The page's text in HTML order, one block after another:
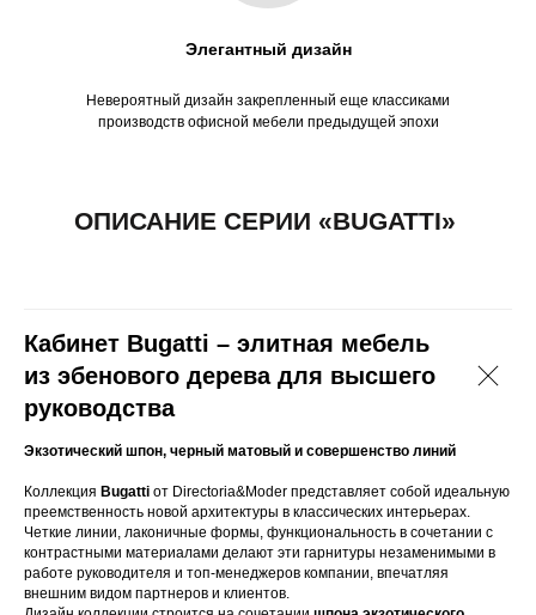
Элегантный дизайн
Невероятный дизайн закрепленный еще классиками
производств офисной мебели предыдущей эпохи
Кабинет Bugatti – элитная мебель
из эбенового дерева для высшего
руководства
Экзотический шпон, черный матовый и совершенство линий
Коллекция Bugatti от Directoria&Moder представляет собой идеальную
преемственность новой архитектуры в классических интерьерах.
Четкие линии, лаконичные формы, функциональность в сочетании с
контрастными материалами делают эти гарнитуры незаменимыми в
работе руководителя и топ-менеджеров компании, впечатляя
внешним видом партнеров и клиентов.
эта серия. Можете подсказать по
наличию?
ПОКУПАТЕЛЯМ
оплата
Обмен и возврат
СВЯЖИТЕСЬ С НАМИ
Новости
Портфолио